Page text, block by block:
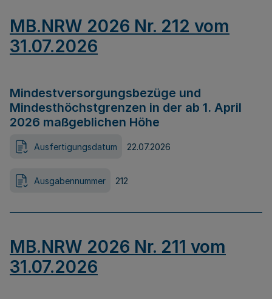
MB.NRW 2026 Nr. 212 vom
31.07.2026
Mindestversorgungsbezüge und
Mindesthöchstgrenzen in der ab 1. April
2026 maßgeblichen Höhe
Ausfertigungsdatum 22.07.2026
Ausgabennummer 212
MB.NRW 2026 Nr. 211 vom
31.07.2026